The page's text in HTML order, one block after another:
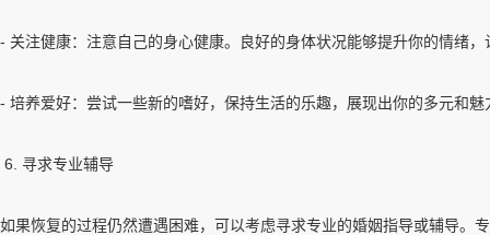
- 关注健康：注意自己的身心健康。良好的身体状况能够提升你的情绪
- 培养爱好：尝试一些新的嗜好，保持生活的乐趣，展现出你的多元和魅
6. 寻求专业辅导
如果恢复的过程仍然遭遇困难，可以考虑寻求专业的婚姻指导或辅导。